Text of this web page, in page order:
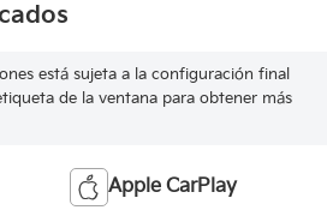
está sujeta a la configuración final
de la ventana para obtener más
Apple CarPlay